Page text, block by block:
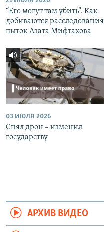
“Его могут там убить”. Как
добиваются расследования
пыток Азата Мифтахова
03 ИЮЛЯ 2026
Снял дрон – изменил
государству
АРХИВ ВИДЕО